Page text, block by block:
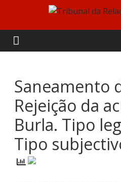
content
Tribunal
da
Relação
de
Coimbra
Saneamento
Rejeição da
Burla. Tipo
Tipo